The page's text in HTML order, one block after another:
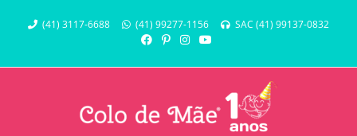
(41) 3117-6688 (41) 99277-1156 SAC (41) 99137-0832